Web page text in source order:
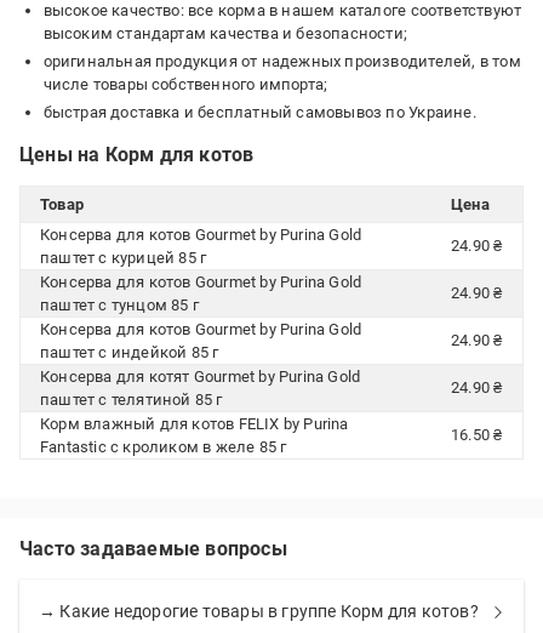
высокое качество: все корма в нашем каталоге соответствуют
высоким стандартам качества и безопасности;
оригинальная продукция от надежных производителей, в том
числе товары собственного импорта;
быстрая доставка и бесплатный самовывоз по Украине.
Цены на Корм для котов
Товар
Цена
Консерва для котов Gourmet by Purina Gold
паштет с курицей 85 г
24.90 ₴
Консерва для котов Gourmet by Purina Gold
паштет с тунцом 85 г
24.90 ₴
Консерва для котов Gourmet by Purina Gold
паштет с индейкой 85 г
24.90 ₴
Консерва для котят Gourmet by Purina Gold
паштет с телятиной 85 г
24.90 ₴
Корм влажный для котов FELIX by Purina
Fantastic с кроликом в желе 85 г
16.50 ₴
Часто задаваемые вопросы
→ Какие недорогие товары в группе Корм для котов?